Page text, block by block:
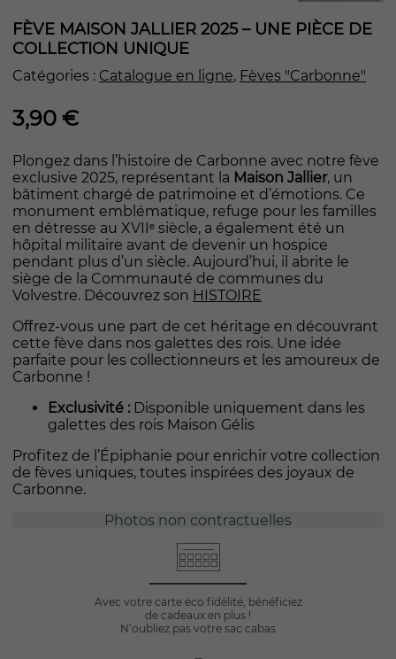
FÈVE MAISON JALLIER 2025 – UNE PIÈCE DE
COLLECTION UNIQUE
Catégories : Catalogue en ligne, Fèves "Carbonne"
3,90 €
Plongez dans l’histoire de Carbonne avec notre fève
exclusive 2025, représentant la Maison Jallier, un
bâtiment chargé de patrimoine et d’émotions. Ce
monument emblématique, refuge pour les familles
en détresse au XVIIᵉ siècle, a également été un
hôpital militaire avant de devenir un hospice
pendant plus d’un siècle. Aujourd’hui, il abrite le
siège de la Communauté de communes du
Volvestre. Découvrez son HISTOIRE
Offrez-vous une part de cet héritage en découvrant
cette fève dans nos galettes des rois. Une idée
parfaite pour les collectionneurs et les amoureux de
Carbonne !
Exclusivité : Disponible uniquement dans les
galettes des rois Maison Gélis
Profitez de l’Épiphanie pour enrichir votre collection
de fèves uniques, toutes inspirées des joyaux de
Carbonne.
Photos non contractuelles
Avec votre carte éco fidélité, bénéficiez
de cadeaux en plus !
N’oubliez pas votre sac cabas